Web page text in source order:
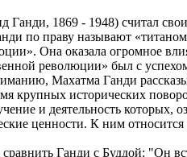
1869 - 1948) считал
по праву называют
Она оказала огромное
революции» был с
Махатма Ганди
крупных исторических
и деятельность
ценности. К ним
Ганди с Буддой: "Он